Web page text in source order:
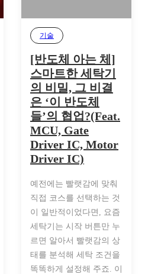
기술
[반도체 아는 체]
스마트한 세탁기
의 비밀, 그 비결
은 ‘이 반도체
들’의 협업?(Feat.
MCU, Gate
Driver IC, Motor
Driver IC)
예전에는 빨랫감에 맞춰
직접 코스를 선택하는 것
이 일반적이었다면, 요즘
세탁기는 시작 버튼만 누
르면 알아서 빨랫감의 상
태를 분석해 세탁 조건을
똑똑하게 설정해 주죠. 이